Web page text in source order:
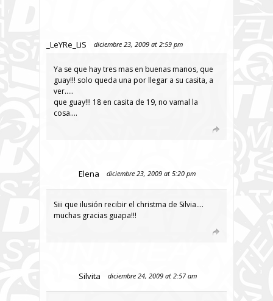
_LeYRe_LiS diciembre 23, 2009 at 2:59 pm
Ya se que hay tres mas en buenas manos, que
guay!!! solo queda una por llegar a su casita, a
ver…..
que guay!!! 18 en casita de 19, no vamal la
cosa….
Elena diciembre 23, 2009 at 5:20 pm
Siii que ilusión recibir el christma de Silvia….
muchas gracias guapa!!!
Silvita diciembre 24, 2009 at 2:57 am